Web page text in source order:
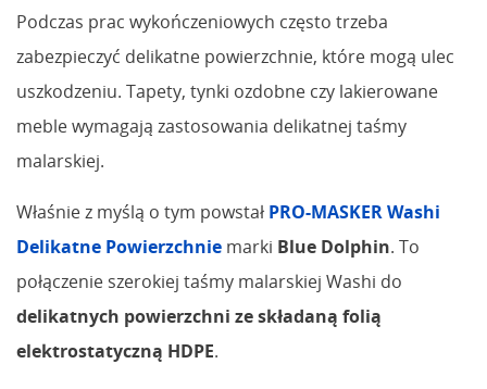
Podczas prac wykończeniowych często trzeba
zabezpieczyć delikatne powierzchnie, które mogą ulec
uszkodzeniu. Tapety, tynki ozdobne czy lakierowane
meble wymagają zastosowania delikatnej taśmy
malarskiej.
Właśnie z myślą o tym powstał PRO-MASKER Washi
Delikatne Powierzchnie marki Blue Dolphin. To
połączenie szerokiej taśmy malarskiej Washi do
delikatnych powierzchni ze składaną folią
elektrostatyczną HDPE.